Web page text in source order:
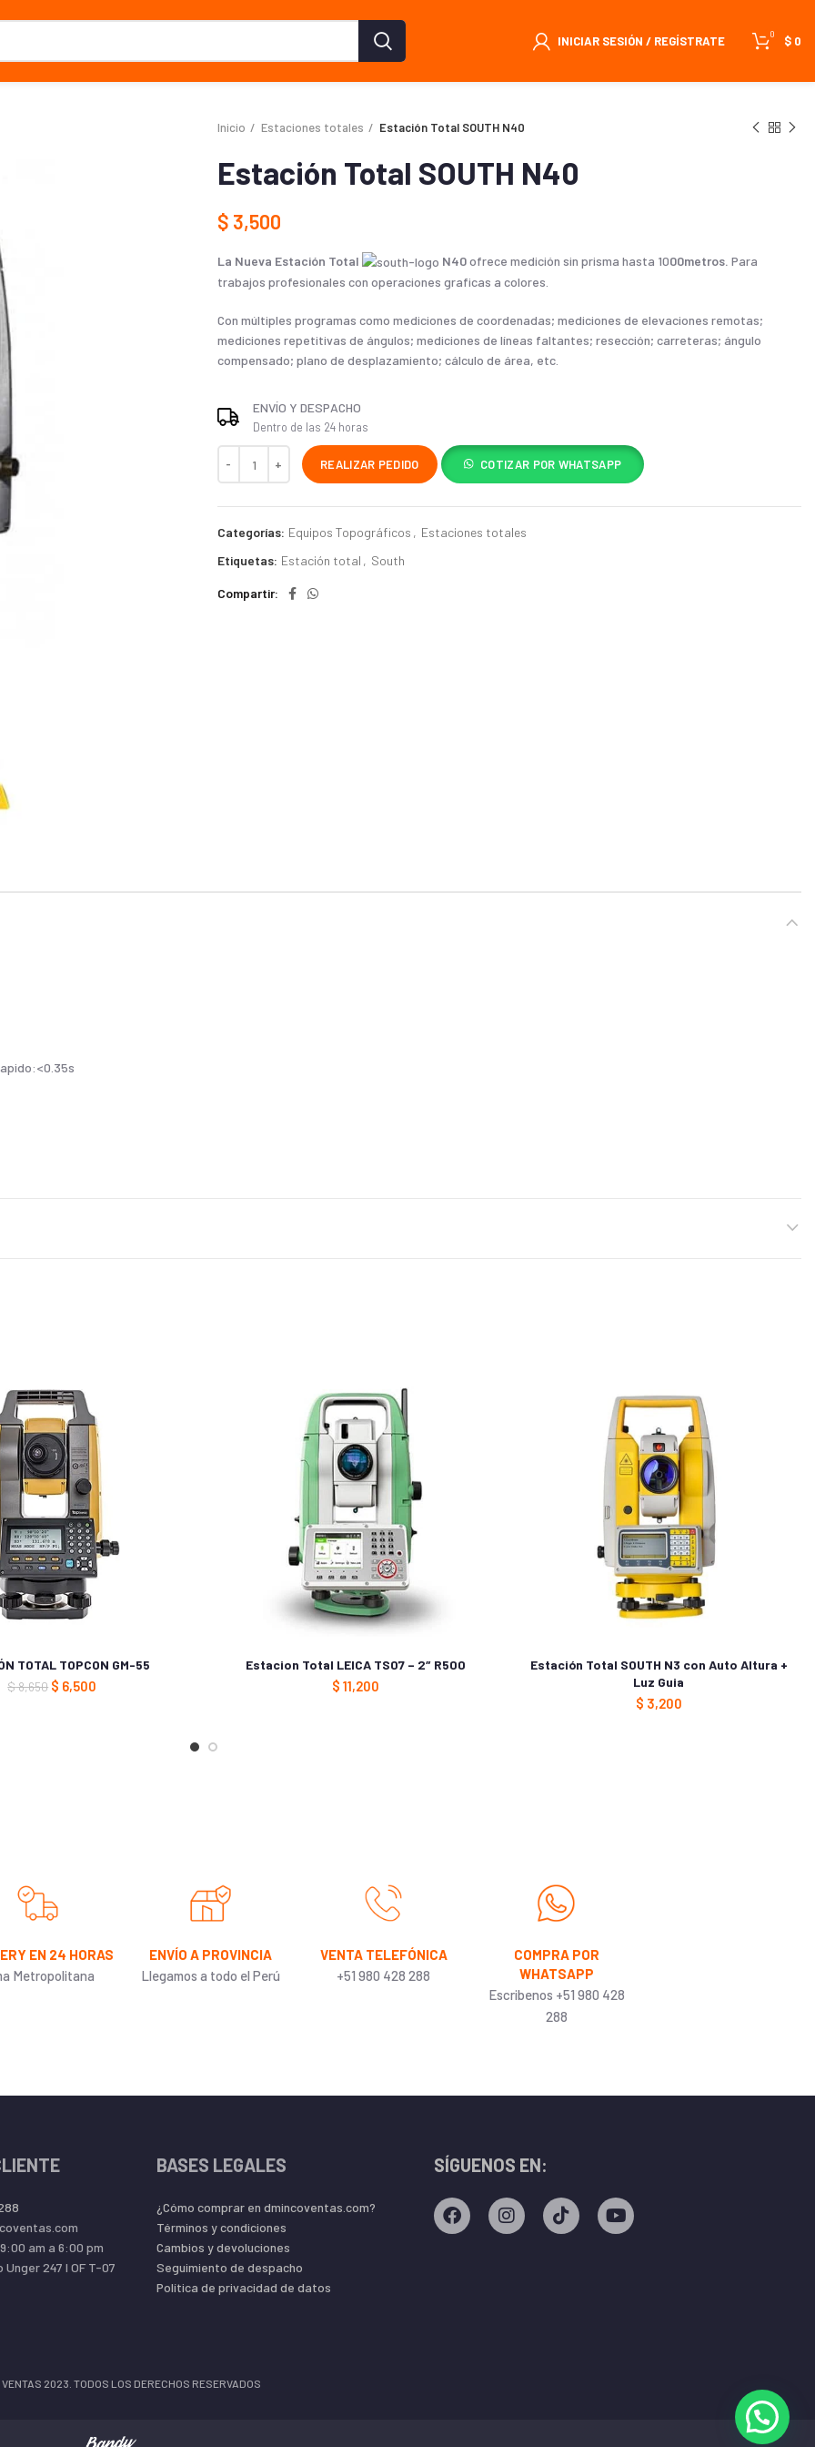
INICIAR SESIÓN / REGÍSTRATE 0 $ 0
Inicio Estaciones totales Estación Total SOUTH N40
Estación Total SOUTH N40
$ 3,500
La Nueva Estación Total N40ofrece medición sin prisma hasta 1000metros. Para
trabajos profesionales con operaciones graficas a colores.
Con múltiples programas como mediciones de coordenadas; mediciones de elevaciones remotas;
mediciones repetitivas de ángulos; mediciones de líneas faltantes; resección; carreteras; ángulo
compensado; plano de desplazamiento; cálculo de área, etc.
ENVÍO Y DESPACHO
Dentro de las 24 horas
REALIZAR PEDIDO COTIZAR POR WHATSAPP
Categorías: Equipos Topográficos , Estaciones totales
Etiquetas: Estación total , South
Compartir
01 Arnes;01 Cable; y 01 SD Card.
TOTAL TOPCON GM-55
$8,650 $ 6,500
Estacion Total LEICA TS07 – 2″ R500
$ 11,200
Estación Total SOUTH N3 con Auto Altura +
Luz Guia
$ 3,200
EN 24 HORAS
Metropolitana
ENVÍO A PROVINCIA
Llegamos a todo el Perú
VENTA TELEFÓNICA
+51 980 428 288
COMPRA POR
WHATSAPP
Escribenos +51 980 428
288
am a 6:00 pm
Unger 247 l OF T-07
BASES LEGALES
¿Cómo comprar en dmincoventas.com?
Términos y condiciones
Cambios y devoluciones
Seguimiento de despacho
Política de privacidad de datos
SÍGUENOS EN:
VENTAS 2023. TODOS LOS DERECHOS RESERVADOS